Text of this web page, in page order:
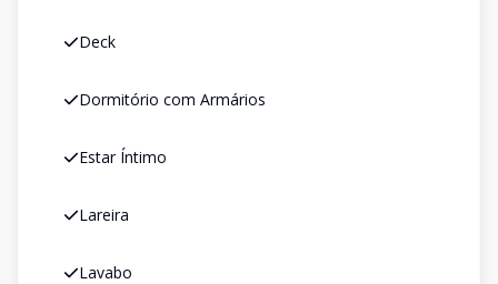
Deck
Dormitório com Armários
Estar Íntimo
Lareira
Lavabo